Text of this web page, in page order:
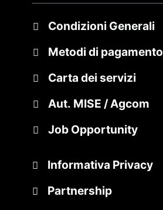
Condizioni Generali
Metodi di pagamento
Carta dei servizi
Aut. MISE / Agcom
Job Opportunity
Informativa Privacy
Partnership